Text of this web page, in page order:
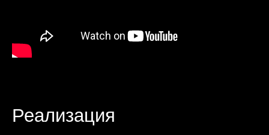
Реализация